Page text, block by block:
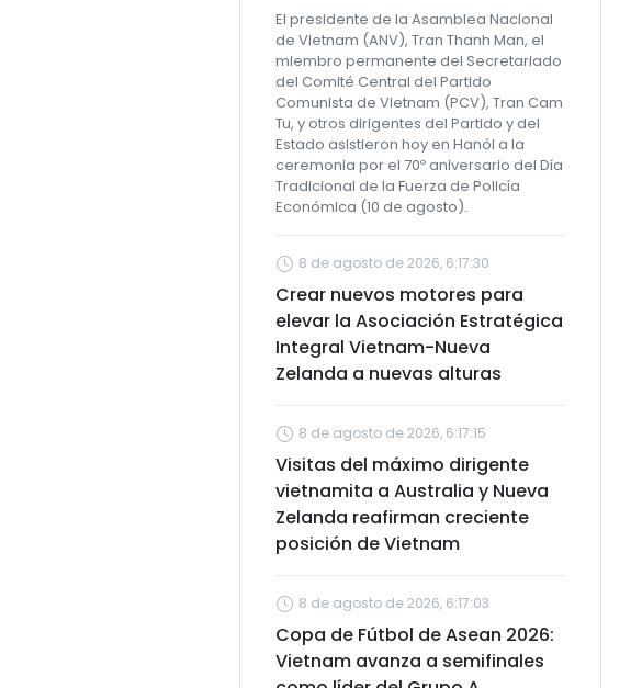
El presidente de la Asamblea Nacional
de Vietnam (ANV), Tran Thanh Man, el
miembro permanente del Secretariado
del Comité Central del Partido
Comunista de Vietnam (PCV), Tran Cam
Tu, y otros dirigentes del Partido y del
Estado asistieron hoy en Hanói a la
ceremonia por el 70º aniversario del Día
Tradicional de la Fuerza de Policía
Económica (10 de agosto).
8 de agosto de 2026, 6:17:30
Crear nuevos motores para
elevar la Asociación Estratégica
Integral Vietnam-Nueva
Zelanda a nuevas alturas
8 de agosto de 2026, 6:17:15
Visitas del máximo dirigente
vietnamita a Australia y Nueva
Zelanda reafirman creciente
posición de Vietnam
8 de agosto de 2026, 6:17:03
Copa de Fútbol de Asean 2026:
Vietnam avanza a semifinales